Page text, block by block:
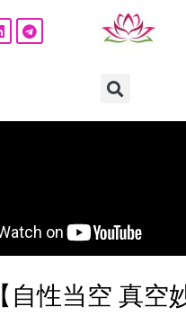
【自性当空 真空